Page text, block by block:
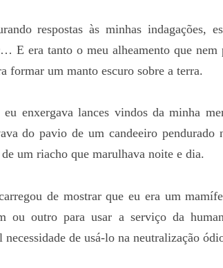
respostas às minhas indagações,
E era tanto o meu alheamento que nem
formar um manto escuro sobre a terra.
eu enxergava lances vindos da minha
do pavio de um candeeiro pendurado
um riacho que marulhava noite e dia.
de mostrar que eu era um
ou outro para usar a serviço da
de usá-lo na neutralização